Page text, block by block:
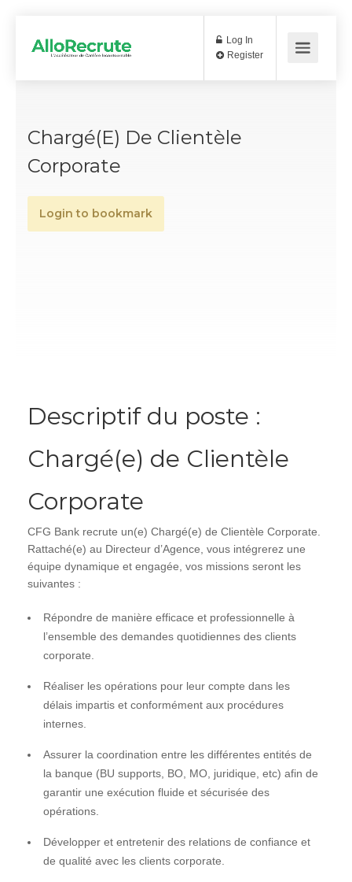
Log In
Chargé(e) De Clientèle
Corporate
Login to bookmark
Descriptif du poste :
Chargé(e) de Clientèle
Corporate
CFG Bank recrute un(e) Chargé(e) de Clientèle Corporate.
Rattaché(e) au Directeur d’Agence, vous intégrerez une
équipe dynamique et engagée, vos missions seront les
suivantes :
Répondre de manière efficace et professionnelle à
l’ensemble des demandes quotidiennes des clients
corporate.
Réaliser les opérations pour leur compte dans les
délais impartis et conformément aux procédures
internes.
Assurer la coordination entre les différentes entités de
la banque (BU supports, BO, MO, juridique, etc) afin de
garantir une exécution fluide et sécurisée des
opérations.
Développer et entretenir des relations de confiance et
de qualité avec les clients corporate.